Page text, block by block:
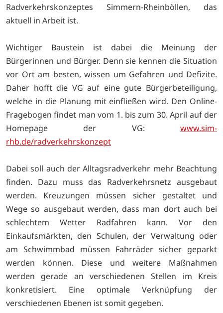
Radverkehrskonzeptes Simmern-Rheinböllen, das
aktuell in Arbeit ist.
Wichtiger Baustein ist dabei die Meinung der
Bürgerinnen und Bürger. Denn sie kennen die Situation
vor Ort am besten, wissen um Gefahren und Defizite.
Daher hofft die VG auf eine gute Bürgerbeteiligung,
welche in die Planung mit einfließen wird. Den Online-
Fragebogen findet man vom 1. bis zum 30. April auf der
Homepage der VG: www.sim-
rhb.de/radverkehrskonzept
Dabei soll auch der Alltagsradverkehr mehr Beachtung
finden. Dazu muss das Radverkehrsnetz ausgebaut
werden. Kreuzungen müssen sicher gestaltet und
Wege so ausgebaut werden, dass man dort auch bei
schlechtem Wetter Radfahren kann. Vor den
Einkaufsmärkten, den Schulen, der Verwaltung oder
am Schwimmbad müssen Fahrräder sicher geparkt
werden können. Diese und weitere Maßnahmen
werden gerade an verschiedenen Stellen im Kreis
konkretisiert. Eine optimale Verknüpfung der
verschiedenen Ebenen ist somit gegeben.